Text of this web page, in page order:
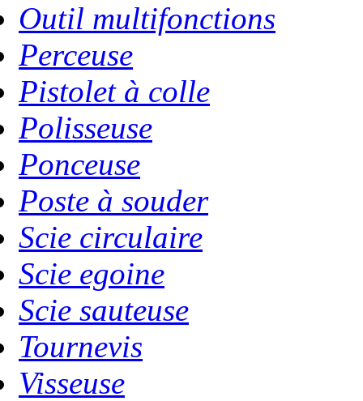
Outil multifonctions
Perceuse
Pistolet à colle
Polisseuse
Ponceuse
Poste à souder
Scie circulaire
Scie egoine
Scie sauteuse
Tournevis
Visseuse